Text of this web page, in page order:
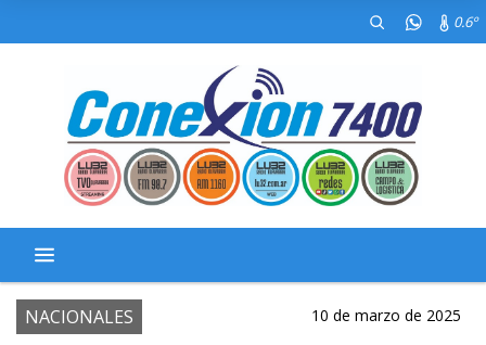
0.6º
NACIONALES 10 de marzo de 2025